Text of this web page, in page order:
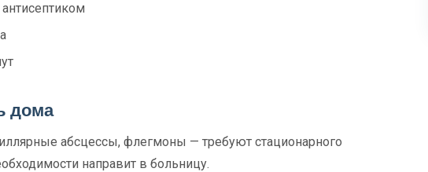
дома
абсцессы, флегмоны — требуют стационарного
направит в больницу.